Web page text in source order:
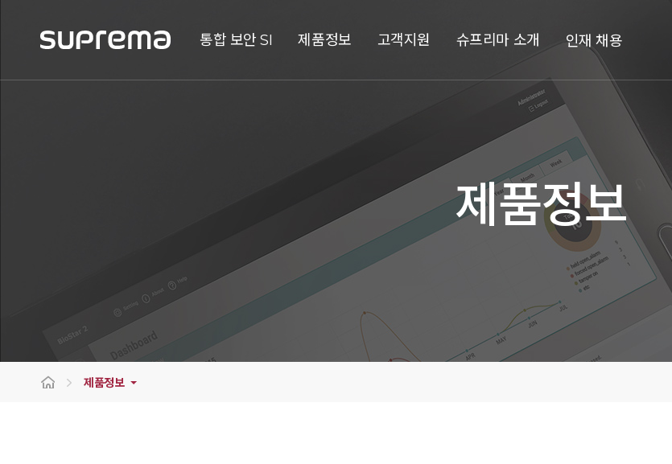
통합 보안 SI 제품정보 고객지원 슈프리마 소개 인재 채용
제품정보
제품정보